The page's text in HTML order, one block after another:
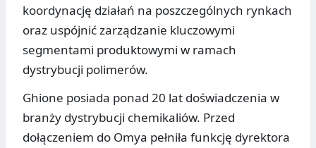
koordynację działań na poszczególnych rynkach
oraz uspójnić zarządzanie kluczowymi
segmentami produktowymi w ramach
dystrybucji polimerów.
Ghione posiada ponad 20 lat doświadczenia w
branży dystrybucji chemikaliów. Przed
dołączeniem do Omya pełniła funkcję dyrektora